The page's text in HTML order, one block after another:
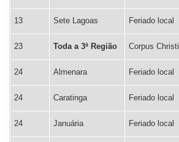
13 Sete Lagoas Feriado local
23 Toda a 3ª Região Corpus Christi
24 Almenara Feriado local
24 Caratinga Feriado local
24 Januária Feriado local